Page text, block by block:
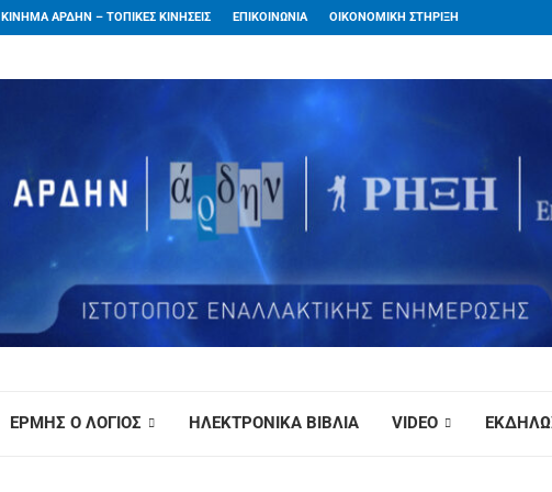
ΚΙΝΗΜΑ ΑΡΔΗΝ – ΤΟΠΙΚΕΣ ΚΙΝΗΣΕΙΣ ΕΠΙΚΟΙΝΩΝΙΑ ΟΙΚΟΝΟΜΙΚΗ ΣΤΗΡΙΞΗ
ΕΡΜΗΣ Ο ΛΟΓΙΟΣ ΗΛΕΚΤΡΟΝΙΚΑ ΒΙΒΛΙΑ VIDEO